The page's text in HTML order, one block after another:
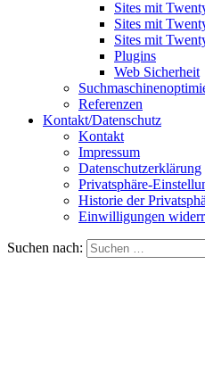
Sites mit
Sites mit
Sites mit
Plugins
Web Sicherheit
Referenzen
Kontakt/Datenschutz
Kontakt
Impressum
Datenschutzerklärung
Privatsphäre-
Historie der
Einwilligungen
Suchen nach: